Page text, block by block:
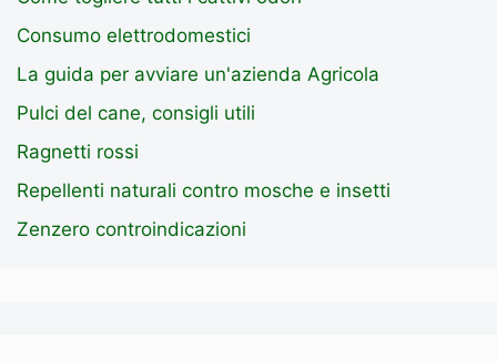
Consumo elettrodomestici
La guida per avviare un'azienda Agricola
Pulci del cane, consigli utili
Ragnetti rossi
Repellenti naturali contro mosche e insetti
Zenzero controindicazioni